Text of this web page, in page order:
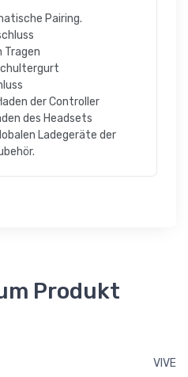
Pairing.
Tragen
der Controller
des Headsets
Ladegeräte der
Produkt
VIVE